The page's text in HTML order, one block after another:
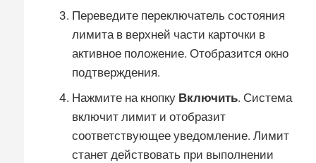
Переведите переключатель состояния
лимита в верхней части карточки в
активное положение. Отобразится окно
подтверждения.
Нажмите на кнопку Включить. Система
включит лимит и отобразит
соответствующее уведомление. Лимит
станет действовать при выполнении